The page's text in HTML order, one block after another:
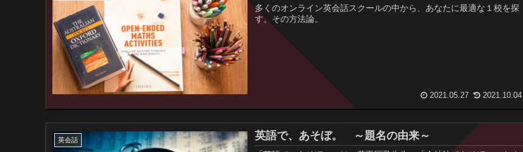
多くのオンライン英会話スクールの中から、あなたに最適な１校を探
す。その方法論。
2021.05.27 2021.10.04
英会話 英語で、あそぼ。 ～題名の由来～